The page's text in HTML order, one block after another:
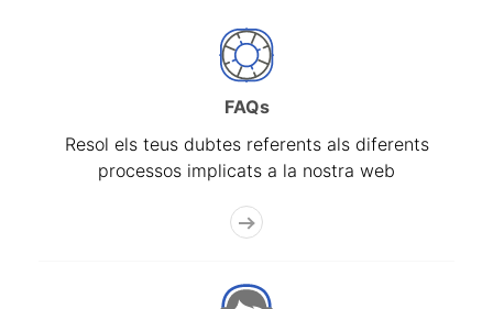
FAQs
Resol els teus dubtes referents als diferents
processos implicats a la nostra web